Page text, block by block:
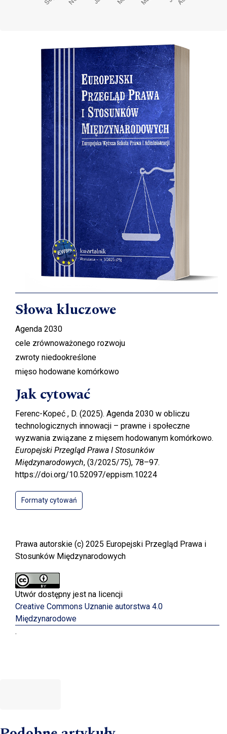
Słowa kluczowe
Agenda 2030
cele zrównoważonego rozwoju
zwroty niedookreślone
mięso hodowane komórkowo
Jak cytować
Ferenc-Kopeć , D. (2025). Agenda 2030 w obliczu
technologicznych innowacji – prawne i społeczne
wyzwania związane z mięsem hodowanym komórkowo.
Europejski Przegląd Prawa I Stosunków
Międzynarodowych, (3/2025/75), 78–97.
https://doi.org/10.52097/eppism.10224
Formaty cytowań
Prawa autorskie (c) 2025 Europejski Przegląd Prawa i
Stosunków Międzynarodowych
Utwór dostępny jest na licencji
Creative Commons Uznanie autorstwa 4.0
Międzynarodowe
.